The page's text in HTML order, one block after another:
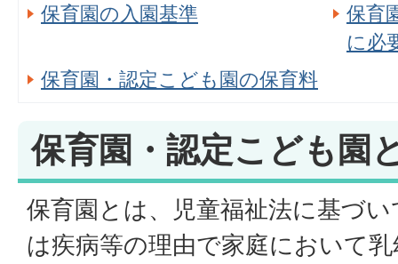
保育園の入園基準
保育
に必
保育園・認定こども園の保育料
保育園・認定こども園
保育園とは、児童福祉法に基づ
は疾病等の理由で家庭において